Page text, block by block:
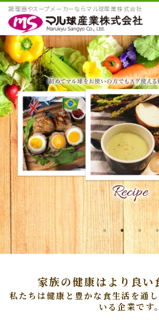
調理器やスープメーカーならマル球産業株式会社
家族の健康はより良い
私たちは健康と豊かな食生活を通
いる企業です。